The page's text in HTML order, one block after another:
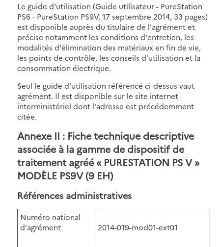
Le guide d'utilisation (Guide utilisateur - PureStation
PS6 - PureStation PS9V, 17 septembre 2014, 33 pages)
est disponible auprès du titulaire de l'agrément et
précise notamment les conditions d'entretien, les
modalités d'élimination des matériaux en fin de vie,
les points de contrôle, les conseils d'utilisation et la
consommation électrique.
Seul le guide d'utilisation référencé ci-dessus vaut
agrément. Il est disponible sur le site internet
interministériel dont l'adresse est précédemment
citée.
Annexe II : Fiche technique descriptive
associée à la gamme de dispositif de
traitement agréé « PURESTATION PS V »
MODÈLE PS9V (9 EH)
Références administratives
Numéro national
d'agrément
2014-019-mod01-ext01